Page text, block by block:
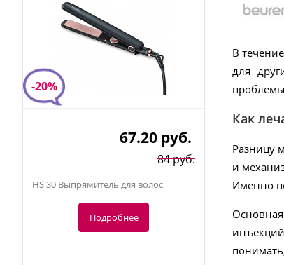
-20%
67.20 руб.
84 руб.
HS 30 Выпрямитель для волос
Подробнее
В
для
Как
Разницу
и
Именно